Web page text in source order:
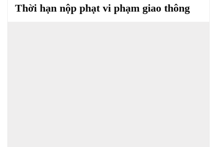
Thời hạn nộp phạt vi phạm giao thông